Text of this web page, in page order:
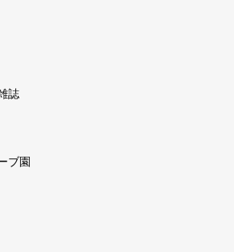
誌
ブ園